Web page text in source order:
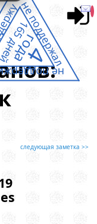
следующая заметка >>
не поддержал
4
года
дней